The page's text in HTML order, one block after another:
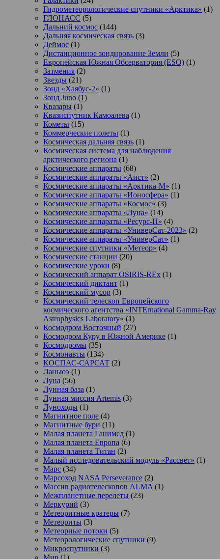
Гидрометеорологические спутники «Арктика» (1)
ГЛОНАСС (5)
Дальний космос (144)
Дальняя космическая связь (3)
Деймос (1)
Дистанционное зондирование Земли (5)
Европейская Южная Обсерватория (ESO) (1)
Затмения (2)
Звезды (21)
Зонд «Хаябус-2» (1)
Зонд Juno (1)
Квазары (1)
Квазиспутник Камоалева (1)
Кометы (15)
Коммерческие полеты (1)
Космическая дальняя связь (1)
Космическая система для наблюдения
арктического региона (1)
Космические аппараты (68)
Космические аппараты «Аист» (2)
Космические аппараты «Арктика-М» (1)
Космические аппараты «Ионосфера» (1)
Космические аппараты «Космос» (3)
Космические аппараты «Луна» (14)
Космические аппараты «Ресурс-П» (4)
Космические аппараты «УниверСат-2023» (2)
Космические аппараты «УниверСат» (1)
Космические спутники «Метеор» (4)
Космические станции (20)
Космические уроки (8)
Космический аппарат OSIRIS-REx (1)
Космический диктант (1)
Космический мусор (3)
Космический телескоп Европейского
космического агентства «INTErnational Gamma-Ray
Astrophysics Laboratory» (1)
Космодром Восточный (27)
Космодром Куру в Южной Америке (1)
Космодромы (35)
Космонавты (134)
КОСПАС-САРСАТ (2)
Ланьюэ (1)
Луна (56)
Лунная база (1)
Лунная миссия Artemis (3)
Луноходы (1)
Магнитное поле (4)
Магнитные бури (11)
Малая планета Ганимед (1)
Малая планета Европа (6)
Малая планета Титан (2)
Малый исследовательский модуль «Рассвет» (1)
Марс (34)
Марсоход NASA Perseverance (2)
Массив радиотелескопов ALMA (1)
Межпланетные перелеты (23)
Меркурий (3)
Метеоритные кратеры (7)
Метеориты (3)
Метеорные потоки (5)
Метеорологические спутники (9)
Микроспутники (3)